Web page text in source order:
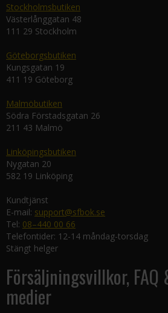
Stockholmsbutiken
Västerlånggatan 48
111 29 Stockholm
Göteborgsbutiken
Kungsgatan 19
411 19 Göteborg
Malmöbutiken
Södra Förstadsgatan 26
211 43 Malmö
Linköpingsbutiken
Nygatan 20
582 19 Linköping
Kundtjänst
E-mail: support@sfbok.se
Tel: 08–440 00 66
Telefontider: 12-14 måndag-torsdag
Stängt helger
Försäljningsvillkor, FAQ
medier